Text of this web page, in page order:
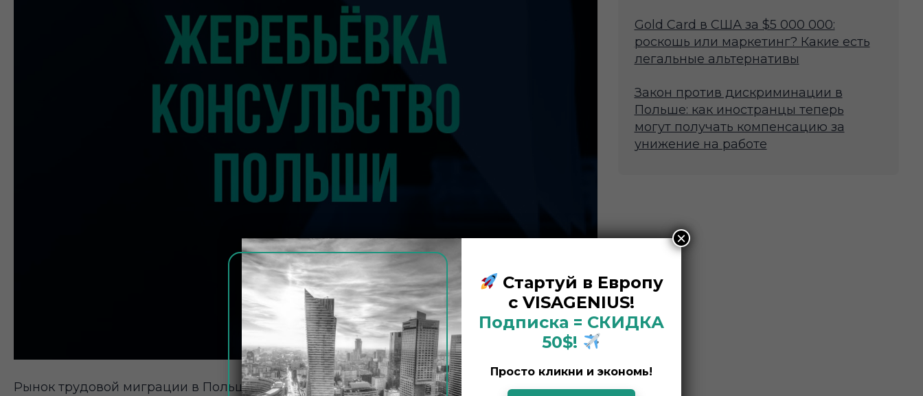
Рынок трудовой миграции в Польшу серьёзно изменился.
Gold Card в США за $5 000 000:
роскошь или маркетинг? Какие есть
легальные альтернативы
Закон против дискриминации в
Польше: как иностранцы теперь
могут получать компенсацию за
унижение на работе
Стартуй в Европу
с VISAGENIUS!
Подписка = СКИДКА
50$!
Просто кликни и экономь!
×